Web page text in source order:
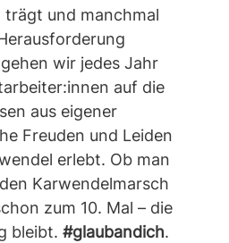
trägt und manchmal
wir jedes Jahr
auf die
aus eigener
Freuden und Leiden
erlebt. Ob man
Karwendelmarsch
zum 10. Mal – die
bleibt. #glaubandich.